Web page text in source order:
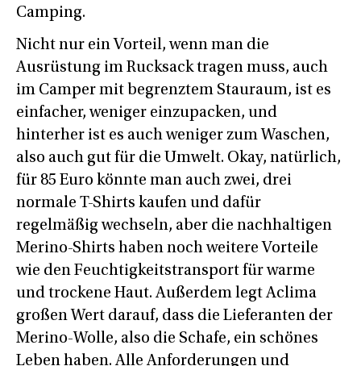
Camping.
Nicht nur ein Vorteil, wenn man die
Ausrüstung im Rucksack tragen muss, auch
im Camper mit begrenztem Stauraum, ist es
einfacher, weniger einzupacken, und
hinterher ist es auch weniger zum Waschen,
also auch gut für die Umwelt. Okay, natürlich,
für 85 Euro könnte man auch zwei, drei
normale T-Shirts kaufen und dafür
regelmäßig wechseln, aber die nachhaltigen
Merino-Shirts haben noch weitere Vorteile
wie den Feuchtigkeitstransport für warme
und trockene Haut. Außerdem legt Aclima
großen Wert darauf, dass die Lieferanten der
Merino-Wolle, also die Schafe, ein schönes
Leben haben. Alle Anforderungen und